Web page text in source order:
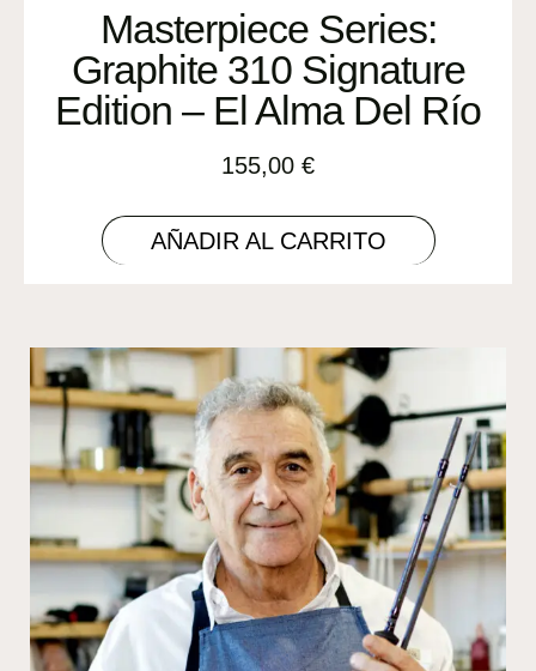
Masterpiece Series:
Graphite 310 Signature
Edition – El Alma Del Río
155,00 €
AÑADIR AL CARRITO